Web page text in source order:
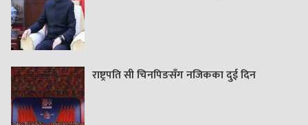
राष्ट्रपति सी चिनपिङसँग नजिकका दुई दिन